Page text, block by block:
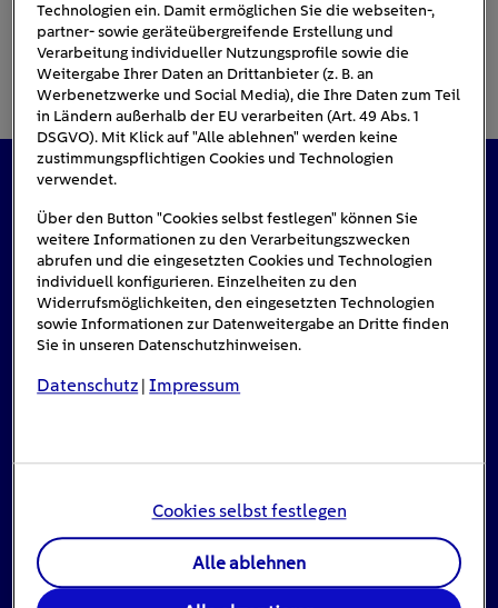
Das könnte Sie auch interessieren
#Solarenergie
Einspeisevergütung für Photovoltaik-
Technologien ein. Damit ermöglichen Sie die webseiten-,
partner- sowie geräteübergreifende Erstellung und
Verarbeitung individueller Nutzungsprofile sowie die
Weitergabe Ihrer Daten an Drittanbieter (z. B. an
Werbenetzwerke und Social Media), die Ihre Daten zum Teil
in Ländern außerhalb der EU verarbeiten (Art. 49 Abs. 1
DSGVO). Mit Klick auf "Alle ablehnen" werden keine
zustimmungspflichtigen Cookies und Technologien
verwendet.
Über den Button "Cookies selbst festlegen" können Sie
weitere Informationen zu den Verarbeitungszwecken
abrufen und die eingesetzten Cookies und Technologien
individuell konfigurieren. Einzelheiten zu den
Widerrufsmöglichkeiten, den eingesetzten Technologien
sowie Informationen zur Datenweitergabe an Dritte finden
Sie in unseren Datenschutzhinweisen.
Datenschutz |Impressum
Cookies selbst festlegen
Alle ablehnen